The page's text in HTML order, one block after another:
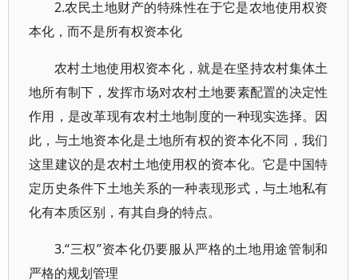
2.农民土地财产的特殊性在于它是农地使用权资
本化，而不是所有权资本化
农村土地使用权资本化，就是在坚持农村集体土
地所有制下，发挥市场对农村土地要素配置的决定性
作用，是改革现有农村土地制度的一种现实选择。因
此，与土地资本化是土地所有权的资本化不同，我们
这里建议的是农村土地使用权的资本化。它是中国特
定历史条件下土地关系的一种表现形式，与土地私有
化有本质区别，有其自身的特点。
3.“三权”资本化仍要服从严格的土地用途管制和
严格的规划管理